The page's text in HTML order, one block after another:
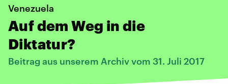
Venezuela
Auf dem Weg in die
Diktatur?
Beitrag aus unserem Archiv vom 31. Juli 2017